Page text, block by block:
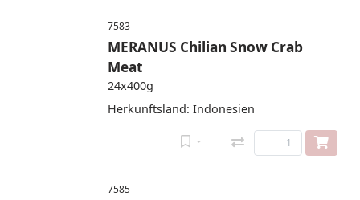
7583
MERANUS Chilian Snow Crab
Meat
24x400g
Herkunftsland: Indonesien
7585